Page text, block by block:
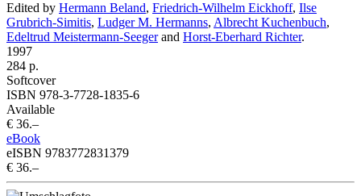
Edited by Hermann Beland, Friedrich-Wilhelm Eickhoff, Ilse
Grubrich-Simitis, Ludger M. Hermanns, Albrecht Kuchenbuch,
Edeltrud Meistermann-Seegerand Horst-Eberhard Richter.
1997
284 p.
Softcover
ISBN 978-3-7728-1835-6
Available
€ 36.–
eBook
eISBN 9783772831379
€ 36.–